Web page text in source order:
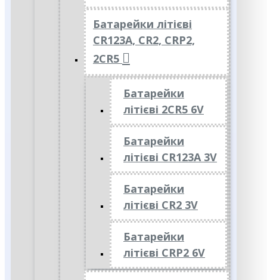
Батарейки літієві
CR123A, CR2, CRP2,
2CR5
Батарейки
літієві 2CR5 6V
Батарейки
літієві CR123A 3V
Батарейки
літієві CR2 3V
Батарейки
літієві CRP2 6V